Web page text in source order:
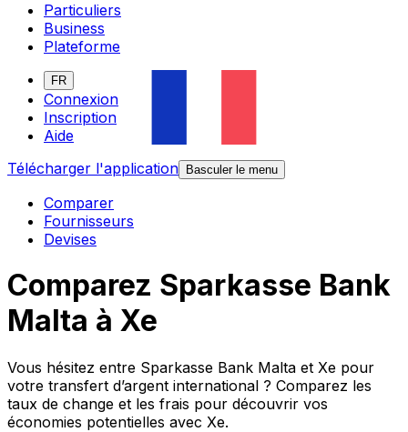
Particuliers
Business
Plateforme
FR
Connexion
Inscription
Aide
Télécharger l'application
Basculer le menu
Comparer
Fournisseurs
Devises
Comparez Sparkasse Bank
Malta à Xe
Vous hésitez entre Sparkasse Bank Malta et Xe pour
votre transfert d’argent international ? Comparez les
taux de change et les frais pour découvrir vos
économies potentielles avec Xe.